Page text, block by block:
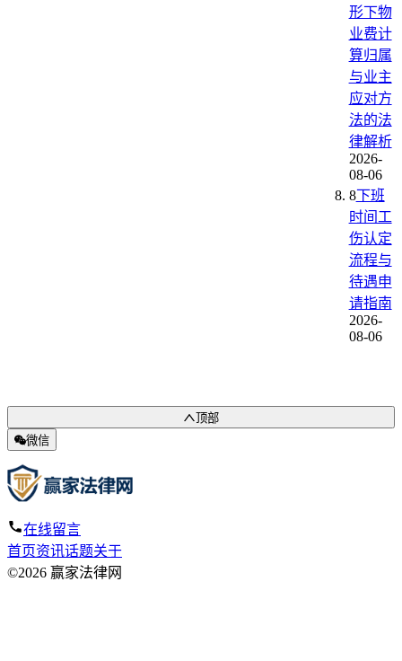
形下物
业费计
算归属
与业主
应对方
法的法
律解析
2026-
08-06
8下班
时间工
伤认定
流程与
待遇申
请指南
2026-
08-06
顶部
微信
在线留言
首页资讯话题关于
©2026 赢家法律网